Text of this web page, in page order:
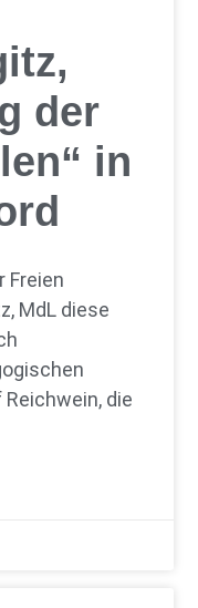
der
in
Freien
MdL diese
die